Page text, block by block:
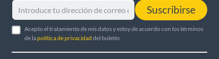
Suscribirse
Acepto el tratamiento de mis datos y estoy de acuerdo con los términos
de lapolítica de privacidad del boletín.